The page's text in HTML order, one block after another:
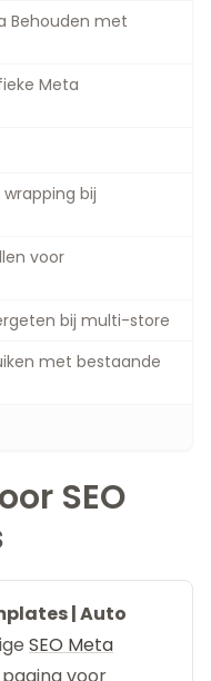
Behouden met
Meta
bij
voor
bij multi-store
met bestaande
SEO
| Auto
SEO Meta